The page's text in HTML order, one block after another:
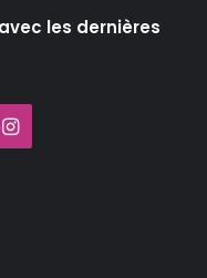
les dernières
Instagram